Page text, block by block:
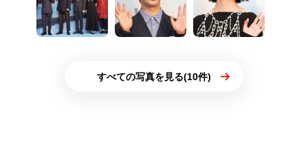
すべての写真を見る(10件)